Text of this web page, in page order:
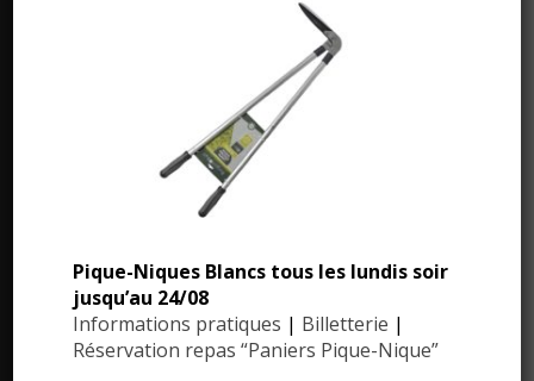
Les Jardins du Manoir d’Eyrignac
24590 Salignac-Eyvigues
Dordogne – Périgord
Email : contact@eyrignac.com
PRESS AREA
Pique-Niques Blancs tous les lundis soir
jusqu’au 24/08
Informations pratiques | Billetterie |
Réservation repas “Paniers Pique-Nique”